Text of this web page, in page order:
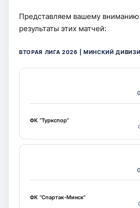
Представляем вашему вниманию
результаты этих матчей:
ВТОРАЯ ЛИГА 2026 | МИНСКИЙ
ФК “Туркспор”
ФК “Спартак-Минск”